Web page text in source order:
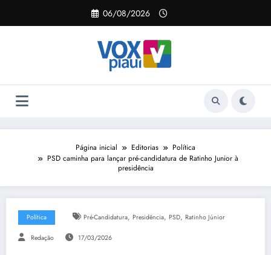
o
06/08/2026
Página inicial Editorias
Política
PSD caminha para lançar pré-candidatura de Ratinho Junior à
presidência
Política Pré-Candidatura, Presidência, PSD, Ratinho Júnior
Redação 17/03/2026